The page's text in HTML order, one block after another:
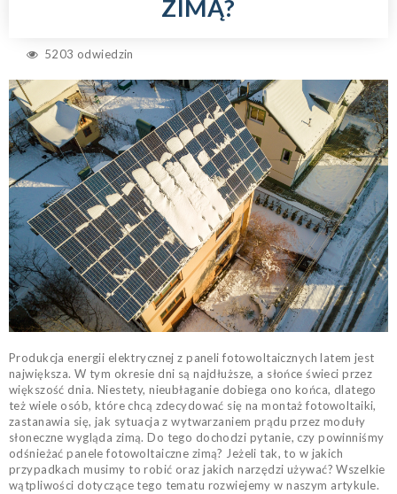
ZIMĄ?
5203 odwiedzin
Produkcja energii elektrycznej z paneli fotowoltaicznych latem jest
największa. W tym okresie dni są najdłuższe, a słońce świeci przez
większość dnia. Niestety, nieubłaganie dobiega ono końca, dlatego
też wiele osób, które chcą zdecydować się na montaż fotowoltaiki,
zastanawia się, jak sytuacja z wytwarzaniem prądu przez moduły
słoneczne wygląda zimą. Do tego dochodzi pytanie, czy powinniśmy
odśnieżać panele fotowoltaiczne zimą? Jeżeli tak, to w jakich
przypadkach musimy to robić oraz jakich narzędzi używać? Wszelkie
wątpliwości dotyczące tego tematu rozwiejemy w naszym artykule.